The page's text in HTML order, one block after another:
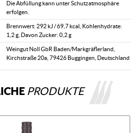
Die Abfüllung kann unter Schutzatmosphäre
erfolgen.
Brennwert: 292 kJ / 69,7 kcal, Kohlenhydrate:
1,2 g, Davon Zucker: 0,2 g
Weingut Noll GbR Baden/Markgräflerland,
Kirchstraße 20a, 79426 Buggingen, Deutschland
PRODUKTE